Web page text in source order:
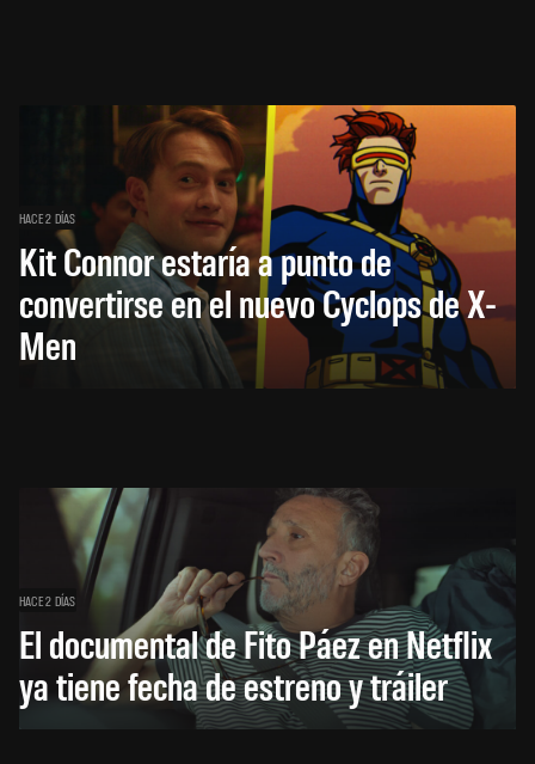
HACE 2 DÍAS
Kit Connor estaría a punto de
convertirse en el nuevo Cyclops de X-
Men
HACE 2 DÍAS
El documental de Fito Páez en Netflix
ya tiene fecha de estreno y tráiler